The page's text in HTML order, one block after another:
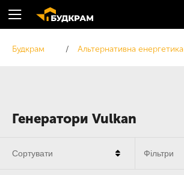
Генератори Vulkan
Будкрам Альтернативна енергетика
Сортувати Фільтри